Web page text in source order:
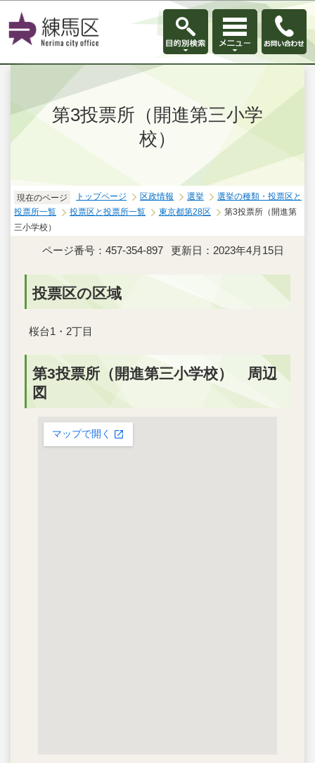
このページの本文へ移動
第3投票所（開進第三小学
校）
現在のページ トップページ 区政情報 選挙
選挙の種類・投票区と
投票所一覧
投票区と投票所一覧 東京都第28区
第3投票所（開進第
三小学校）
ページ番号：457-354-897 更新日：2023年4月15日
投票区の区域
桜台1・2丁目
第3投票所（開進第三小学校） 周辺
図